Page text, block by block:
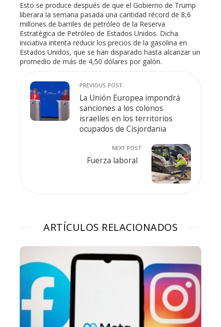
Esto se produce después de que el Gobierno de Trump
liberara la semana pasada una cantidad récord de 8,6
millones de barriles de petróleo de la Reserva
Estratégica de Petróleo de Estados Unidos. Dicha
iniciativa intenta reducir los precios de la gasolina en
Estados Unidos, que se han disparado hasta alcanzar un
promedio de más de 4,50 dólares por galón.
PREVIOUS POST
La Unión Europea impondrá
sanciones a los colonos
israelíes en los territorios
ocupados de Cisjordania
NEXT POST
Fuerza laboral
ARTÍCULOS RELACIONADOS